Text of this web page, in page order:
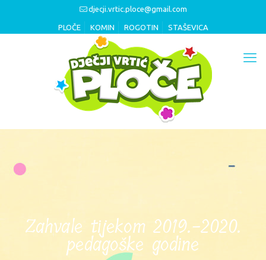
djecji.vrtic.ploce@gmail.com
PLOČE KOMIN ROGOTIN STAŠEVICA
Zahvale tijekom 2019.-2020.
pedagoške godine